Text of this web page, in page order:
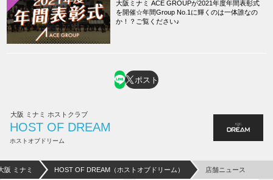
大阪ミナミ ACE GROUPが2021年度年間表彰式
を開催☆年間Group No.1に輝くのは一体誰なの
か！？ご覧ください♪
ポスト
大阪 ミナミ ホストクラブ
HOST OF DREAM
ホストオブドリーム
阪 ミナミ HOST OF DREAM（ホストオブドリーム） 店舗ニュース